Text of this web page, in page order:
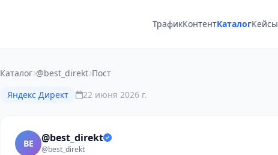
ТрафикКонтентКаталогКейсы
Каталог @best_direkt Пост
Яндекс Директ
22 июня 2026 г.
BE @best_direkt
@best_direkt